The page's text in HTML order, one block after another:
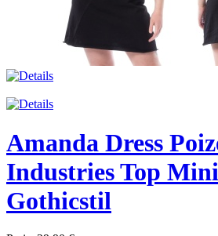
Amanda Dress
Industries Top
Gothicstil